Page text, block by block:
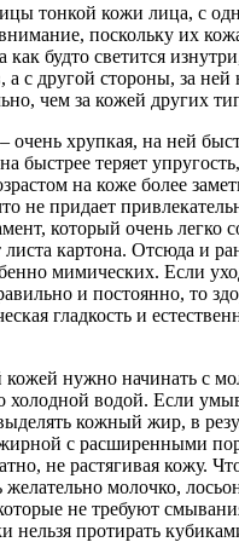
тонкой кожи лица, с
поскольку их
как будто светится
а с другой стороны, за
чем за кожей других
очень хрупкая, на ней
быстрее теряет
на коже более
не придает
который очень легко
картона. Отсюда и
мимических. Если
и постоянно, то
гладкость и
кожей нужно начинать с
холодной водой. Если
кожный жир, в
с расширенными
не растягивая кожу.
желательно молочко,
не требуют
нельзя протирать